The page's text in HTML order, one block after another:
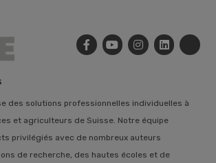
des solutions professionnelles individuelles à
et agriculteurs de Suisse. Notre équipe
privilégiés avec de nombreux auteurs
de recherche, des hautes écoles et de